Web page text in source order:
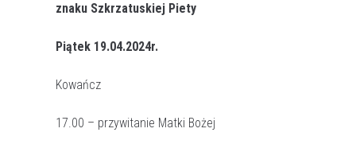
znaku Szkrzatuskiej Piety
Piątek 19.04.2024r.
Kowańcz
17.00 – przywitanie Matki Bożej